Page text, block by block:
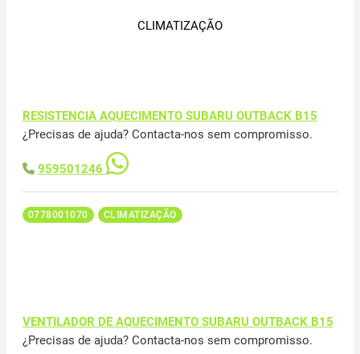
CLIMATIZAÇÃO
RESISTENCIA AQUECIMENTO SUBARU OUTBACK B15
¿Precisas de ajuda? Contacta-nos sem compromisso.
959501246
0778001070 CLIMATIZAÇÃO
VENTILADOR DE AQUECIMENTO SUBARU OUTBACK B15
¿Precisas de ajuda? Contacta-nos sem compromisso.